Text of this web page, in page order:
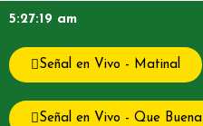
5:27:19 am
Señal en Vivo - Matinal
Señal en Vivo - Que Buena